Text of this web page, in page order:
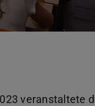
veranstaltete